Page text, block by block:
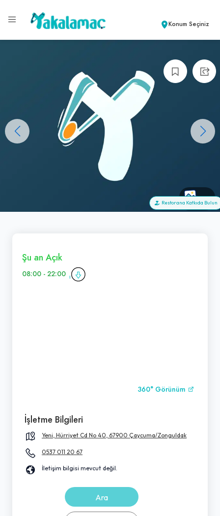
Konum Seçiniz
+0
Restorana Katkıda Bulun
Şu an Açık
08:00 - 22:00
360° Görünüm
İşletme Bilgileri
Yeni, Hürriyet Cd No 40, 67900 Çaycuma/Zonguldak
0537 011 20 67
İletişim bilgisi mevcut değil.
Ara